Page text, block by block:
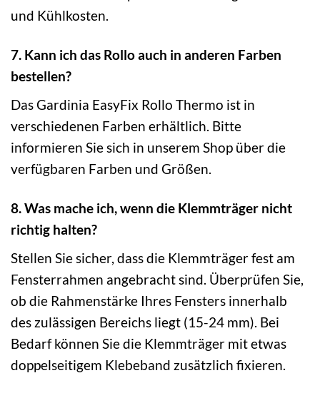
und Kühlkosten.
7. Kann ich das Rollo auch in anderen Farben
bestellen?
Das Gardinia EasyFix Rollo Thermo ist in
verschiedenen Farben erhältlich. Bitte
informieren Sie sich in unserem Shop über die
verfügbaren Farben und Größen.
8. Was mache ich, wenn die Klemmträger nicht
richtig halten?
Stellen Sie sicher, dass die Klemmträger fest am
Fensterrahmen angebracht sind. Überprüfen Sie,
ob die Rahmenstärke Ihres Fensters innerhalb
des zulässigen Bereichs liegt (15-24 mm). Bei
Bedarf können Sie die Klemmträger mit etwas
doppelseitigem Klebeband zusätzlich fixieren.